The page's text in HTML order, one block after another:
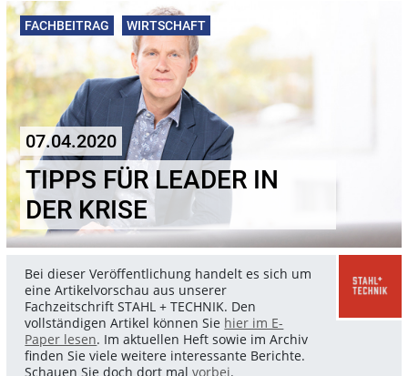
FACHBEITRAG WIRTSCHAFT
07.04.2020
TIPPS FÜR LEADER IN
DER KRISE
Bei dieser Veröffentlichung handelt es sich um
eine Artikelvorschau aus unserer
Fachzeitschrift STAHL + TECHNIK. Den
vollständigen Artikel können Sie hier im E-
Paper lesen. Im aktuellen Heft sowie im Archiv
finden Sie viele weitere interessante Berichte.
Schauen Sie doch dort malvorbei.